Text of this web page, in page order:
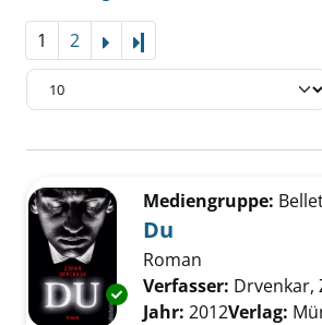
1 2
Zu den Suchfiltern springen
Exemplar-Details von Du
Mediengruppe:
Du
Roman
Verfasser: Drvenkar,
Jahr: 2012Verlag: